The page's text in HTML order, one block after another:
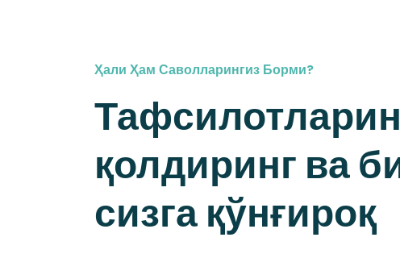
Ҳали Ҳам Саволларингиз Борми?
қолдиринг ва
сизга қўнғироқ